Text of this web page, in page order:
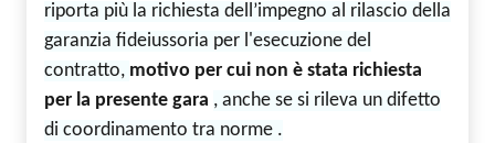
riporta più la richiesta dell’impegno al rilascio della
garanzia fideiussoria per l'esecuzione del
contratto, motivo per cui non è stata richiesta
per la presente gara , anche se si rileva un difetto
di coordinamento tra norme .